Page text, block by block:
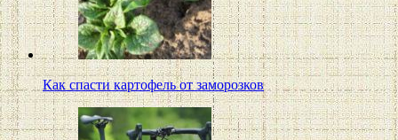
Как спасти картофель от заморозков